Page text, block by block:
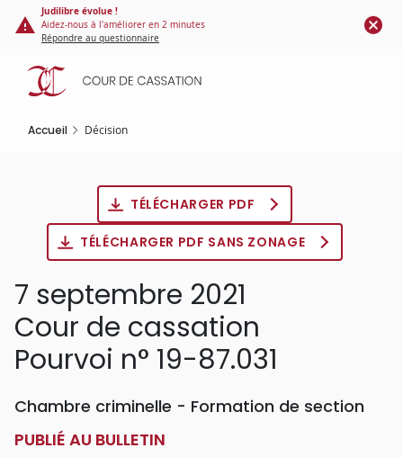
Panneau de gestion des cookies
contenu
principal
Judilibre évolue !
Aidez-nous à l'améliorer en 2 minutes
Répondre au questionnaire
Accueil Décision
TÉLÉCHARGER PDF
TÉLÉCHARGER PDF SANS ZONAGE
7 septembre 2021
Cour de cassation
Pourvoi n° 19-87.031
Chambre criminelle - Formation de section
PUBLIÉ AU BULLETIN